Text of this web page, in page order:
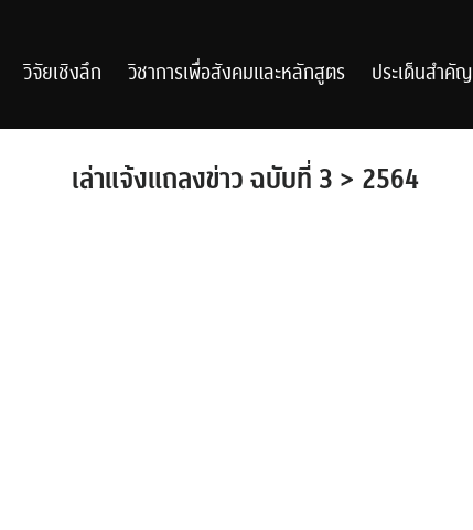
วิจัยเชิงลึก วิชาการเพื่อสังคมและหลักสูตร ประเด็นสำคัญ
เล่าแจ้งแถลงข่าว ฉบับที่ 3 > 2564